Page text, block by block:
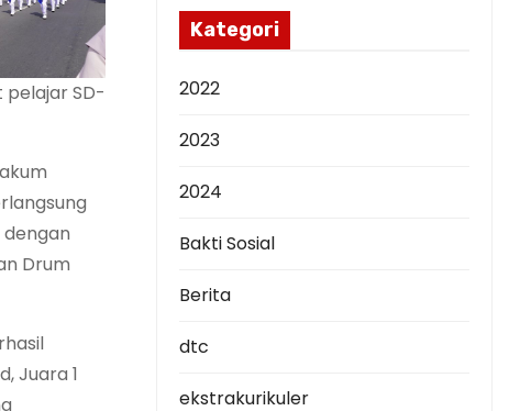
pelajar SD-
Drum
Juara 1
Kategori
2022
2023
2024
Bakti Sosial
Berita
dtc
ekstrakurikuler